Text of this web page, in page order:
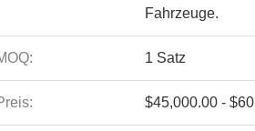
Fahrzeuge.
1 Satz
$45,000.00 -